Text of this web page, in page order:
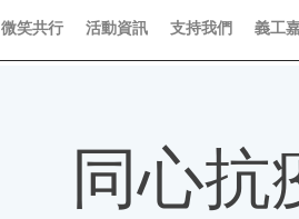
微笑共行 活動資訊 支持我們 義工
同心抗